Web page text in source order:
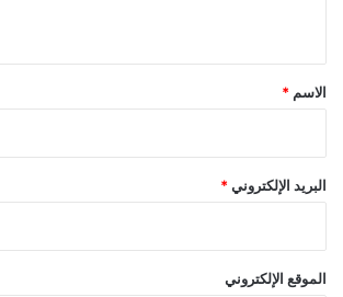
*
الاسم *
البريد الإلكتروني *
الموقع الإلكتروني